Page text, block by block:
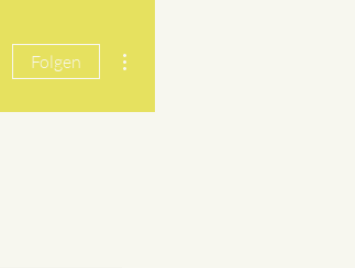
Folgen